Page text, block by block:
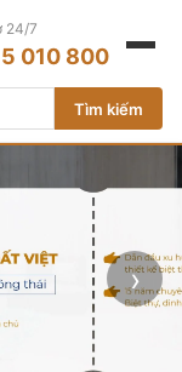
Tìm kiếm
24/7
010 800
›